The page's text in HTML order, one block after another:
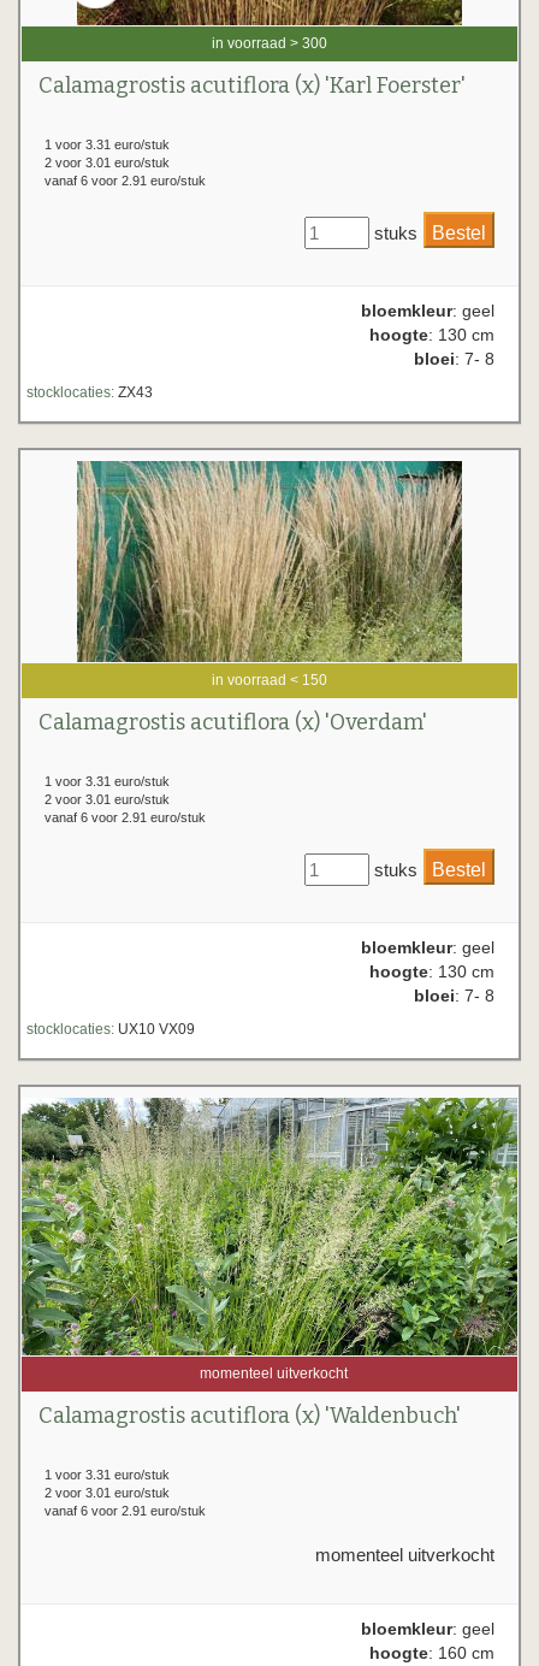
in voorraad > 300
Calamagrostis acutiflora (x) 'Karl Foerster'
1 voor 3.31 euro/stuk
2 voor 3.01 euro/stuk
vanaf 6 voor 2.91 euro/stuk
stuks
bloemkleur: geel
hoogte: 130 cm
bloei: 7- 8
stocklocaties: ZX43
in voorraad < 150
Calamagrostis acutiflora (x) 'Overdam'
1 voor 3.31 euro/stuk
2 voor 3.01 euro/stuk
vanaf 6 voor 2.91 euro/stuk
stuks
bloemkleur: geel
hoogte: 130 cm
bloei: 7- 8
stocklocaties: UX10 VX09
momenteel uitverkocht
Calamagrostis acutiflora (x) 'Waldenbuch'
1 voor 3.31 euro/stuk
2 voor 3.01 euro/stuk
vanaf 6 voor 2.91 euro/stuk
momenteel uitverkocht
bloemkleur: geel
hoogte: 160 cm